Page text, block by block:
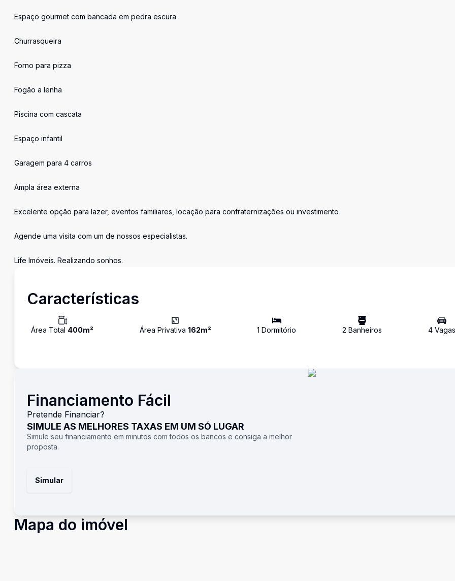
Espaço gourmet com bancada em pedra escura
Churrasqueira
Forno para pizza
Fogão a lenha
Piscina com cascata
Espaço infantil
Garagem para 4 carros
Ampla área externa
Excelente opção para lazer, eventos familiares, locação para confraternizações ou investimento
Agende uma visita com um de nossos especialistas.
Life Imóveis. Realizando sonhos.
Características
Área Total 400m² Área Privativa 162m² 1 Dormitório 2 Banheiros 4Vagas
Financiamento Fácil
Pretende Financiar?
SIMULE AS MELHORES TAXAS EM UM SÓ LUGAR
Simule seu financiamento em minutos com todos os bancos e consiga a melhor
proposta.
Simular
Mapa do imóvel